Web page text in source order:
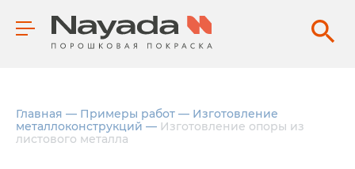
Главная — Примеры работ — Изготовление
металлоконструкций — Изготовление опоры из
листового металла